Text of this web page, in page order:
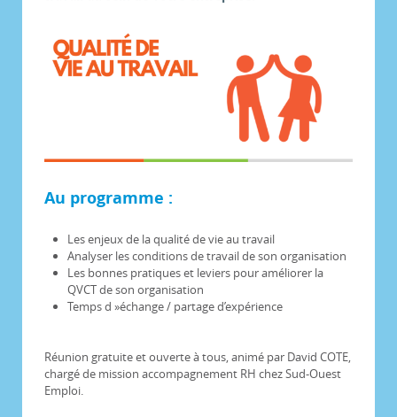
Au programme :
Les enjeux de la qualité de vie au travail
Analyser les conditions de travail de son organisation
Les bonnes pratiques et leviers pour améliorer la
QVCT de son organisation
Temps d »échange / partage d’expérience
Réunion gratuite et ouverte à tous, animé par David COTE,
chargé de mission accompagnement RH chez Sud-Ouest
Emploi.